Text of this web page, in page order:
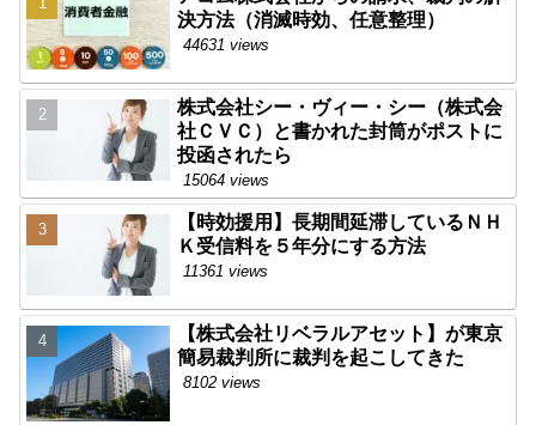
決方法（消滅時効、任意整理）
44631 views
株式会社シー・ヴィー・シー（株式会
社ＣＶＣ）と書かれた封筒がポストに
投函されたら
15064 views
【時効援用】長期間延滞しているＮＨ
Ｋ受信料を５年分にする方法
11361 views
【株式会社リベラルアセット】が東京
簡易裁判所に裁判を起こしてきた
8102 views